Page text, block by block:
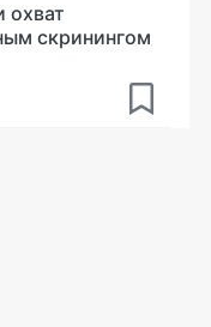
охват
скринингом